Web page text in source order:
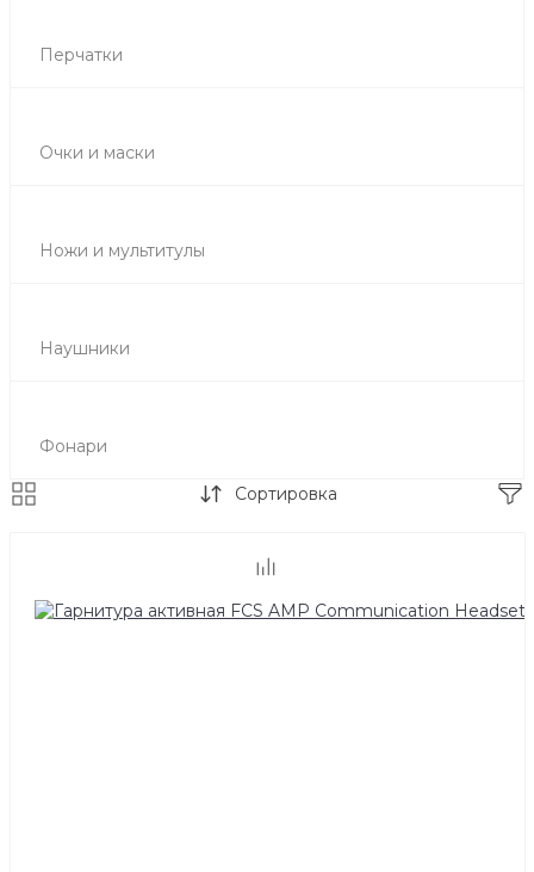
Перчатки
Очки и маски
Ножи и мультитулы
Наушники
Фонари
Сортировка